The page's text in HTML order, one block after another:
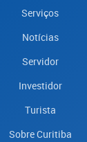
Serviços
Notícias
Servidor
Investidor
Turista
Sobre Curitiba